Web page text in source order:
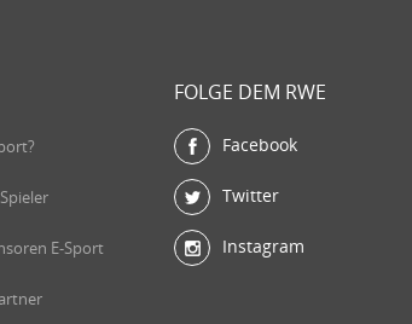
E-Sport
FOLGE DEM RWE
Facebook
Twitter
Instagram